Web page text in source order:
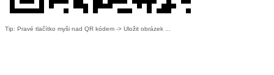
Tip: Pravé tlačítko myši nad QR kódem -> Uložit obrázek ...